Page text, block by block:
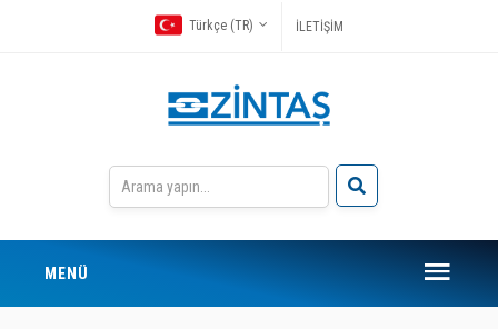
Türkçe (TR) İLETİŞİM
MENÜ